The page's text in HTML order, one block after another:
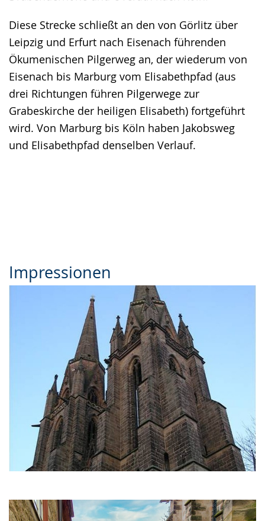
Diese Strecke schließt an den von Görlitz über
Leipzig und Erfurt nach Eisenach führenden
Ökumenischen Pilgerweg an, der wiederum von
Eisenach bis Marburg vom Elisabethpfad (aus
drei Richtungen führen Pilgerwege zur
Grabeskirche der heiligen Elisabeth) fortgeführt
wird. Von Marburg bis Köln haben Jakobsweg
und Elisabethpfad denselben Verlauf.
Impressionen